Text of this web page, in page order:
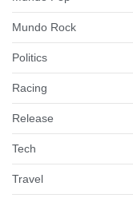
Mundo Rock
Politics
Racing
Release
Tech
Travel